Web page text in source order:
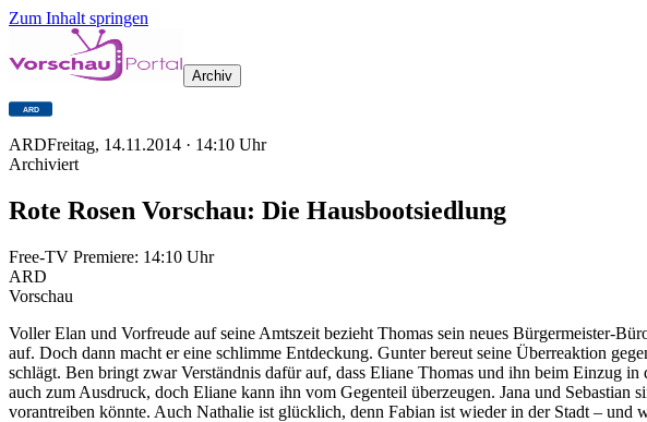
Zum Inhalt springen
Archiv
ARDFreitag, 14.11.2014 · 14:10 Uhr
Archiviert
Rote Rosen Vorschau: Die Hausbootsiedlung
Free-TV Premiere: 14:10 Uhr
ARD
Vorschau
Voller Elan und Vorfreude auf seine Amtszeit bezieht Thomas sein neues Bürgermeister-
auf. Doch dann macht er eine schlimme Entdeckung. Gunter bereut seine Überreaktion
schlägt. Ben bringt zwar Verständnis dafür auf, dass Eliane Thomas und ihn beim Einzug
auch zum Ausdruck, doch Eliane kann ihn vom Gegenteil überzeugen. Jana und
vorantreiben könnte. Auch Nathalie ist glücklich, denn Fabian ist wieder in der Stadt –